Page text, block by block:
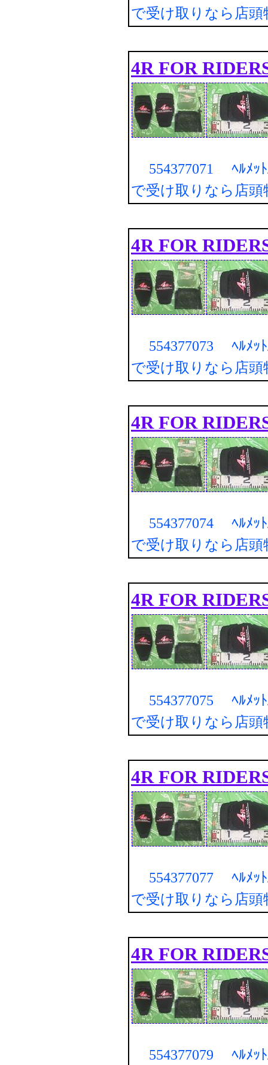
で受け取りなら店頭
4R FOR
554377071 ﾍﾙﾒｯﾄ
で受け取りなら店頭
4R FOR
554377073 ﾍﾙﾒｯﾄ
で受け取りなら店頭
4R FOR
554377074 ﾍﾙﾒｯﾄ
で受け取りなら店頭
4R FOR
554377075 ﾍﾙﾒｯﾄ
で受け取りなら店頭
4R FOR
554377077 ﾍﾙﾒｯﾄ
で受け取りなら店頭
4R FOR
554377079 ﾍﾙﾒｯﾄ